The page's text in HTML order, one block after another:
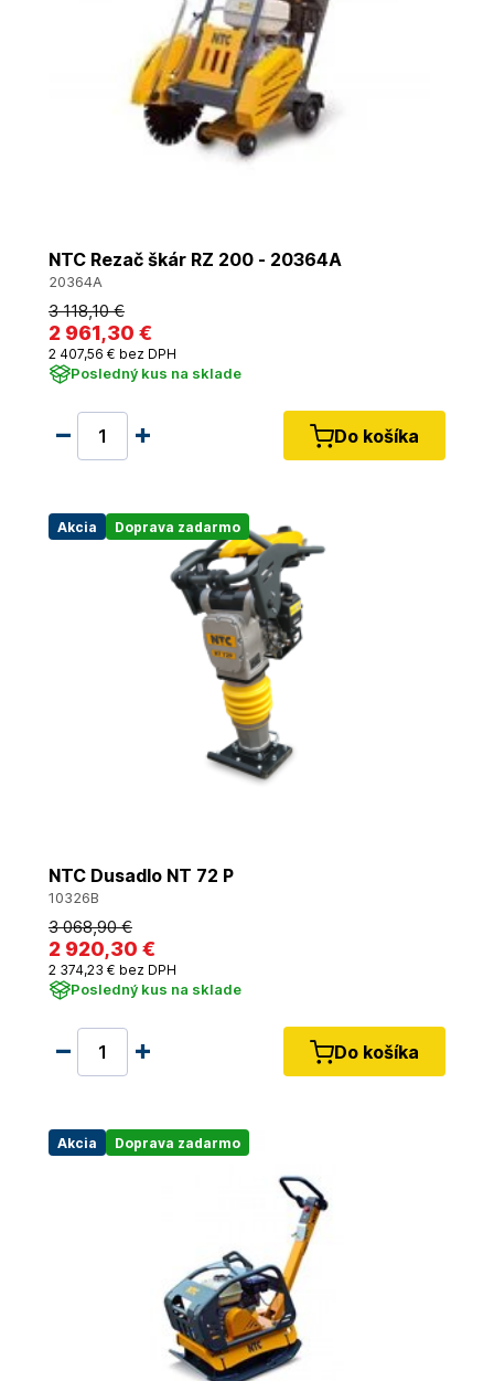
NTC Rezač škár RZ 200 - 20364A
20364A
3 118,10 €
2 961,30 €
2 407,56 € bez DPH
Posledný kus na sklade
Do košíka
Akcia Doprava zadarmo
NTC Dusadlo NT 72 P
10326B
3 068,90 €
2 920,30 €
2 374,23 € bez DPH
Posledný kus na sklade
Do košíka
Akcia Doprava zadarmo